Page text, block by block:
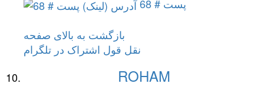
پست # 68
بازگشت به بالای صفحه
نقل قول اشتراک در تلگرام
ROHAM